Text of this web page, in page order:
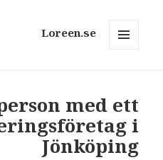
Loreen.se
med ett
i
Jönköping